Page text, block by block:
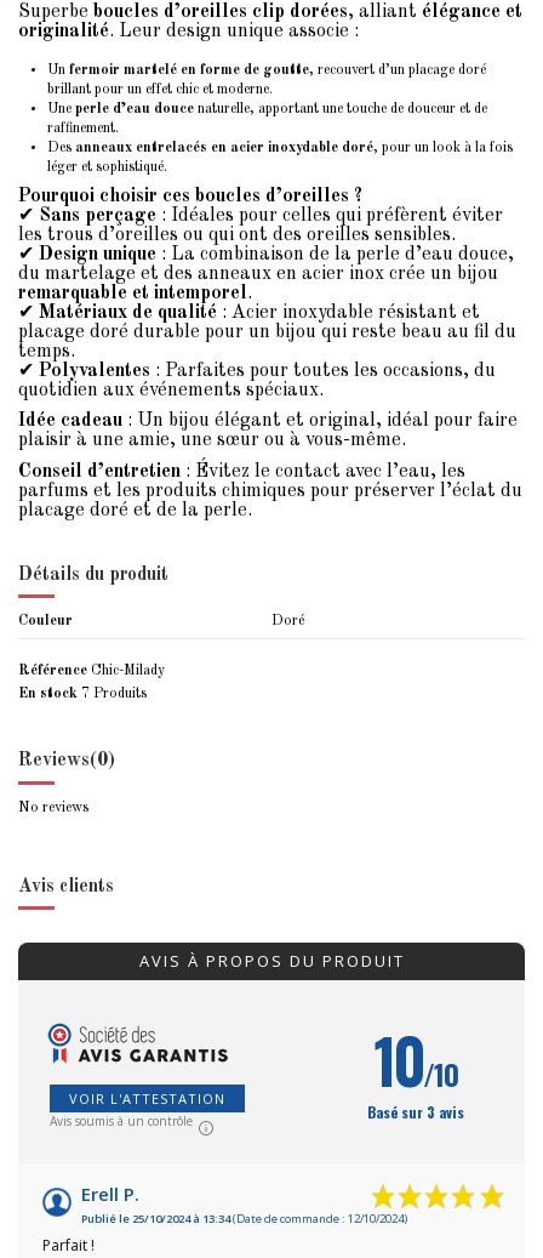
Superbe boucles d’oreilles clip dorées, alliant élégance et
originalité. Leur design unique associe :
Un fermoir martelé en forme de goutte, recouvert d’un placage doré
brillant pour un effet chic et moderne.
Une perle d’eau douce naturelle, apportant une touche de douceur et de
raffinement.
Des anneaux entrelacés en acier inoxydable doré, pour un look à la fois
léger et sophistiqué.
Pourquoi choisir ces boucles d’oreilles ?
✔ Sans perçage : Idéales pour celles qui préfèrent éviter
les trous d’oreilles ou qui ont des oreilles sensibles.
✔ Design unique : La combinaison de la perle d’eau douce,
du martelage et des anneaux en acier inox crée un bijou
remarquable et intemporel.
✔ Matériaux de qualité : Acier inoxydable résistant et
placage doré durable pour un bijou qui reste beau au fil du
temps.
✔ Polyvalentes : Parfaites pour toutes les occasions, du
quotidien aux événements spéciaux.
Idée cadeau : Un bijou élégant et original, idéal pour faire
plaisir à une amie, une sœur ou à vous-même.
Conseil d’entretien : Évitez le contact avec l’eau, les
parfums et les produits chimiques pour préserver l’éclat du
placage doré et de la perle.
Détails du produit
Couleur Doré
Référence Chic-Milady
En stock 7 Produits
Reviews(0)
No reviews
Avis clients
AVIS À PROPOS DU PRODUIT
VOIR L'ATTESTATION
Avis soumis à un contrôle
10/10
Basé sur 3 avis
Erell P.
Publié le 25/10/2024 à 13:34(Date de commande : 12/10/2024)
Parfait !